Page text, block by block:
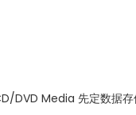
DVD Media 先定数据